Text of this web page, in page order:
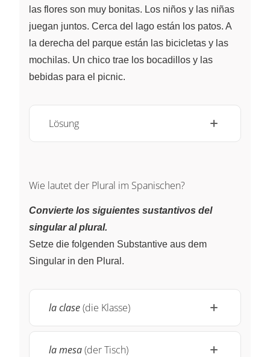
las flores son muy bonitas. Los niños y las niñas
juegan juntos. Cerca del lago están los patos. A
la derecha del parque están las bicicletas y las
mochilas. Un chico trae los bocadillos y las
bebidas para el picnic.
Lösung
Wie lautet der Plural im Spanischen?
Convierte los siguientes sustantivos del
singular al plural.
Setze die folgenden Substantive aus dem
Singular in den Plural.
la clase(die Klasse)
la mesa(der Tisch)